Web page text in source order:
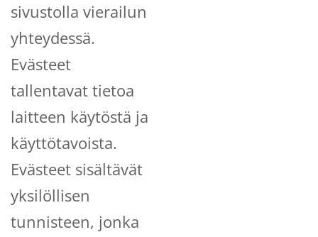
sivustolla vierailun
yhteydessä.
Evästeet
tallentavat tietoa
laitteen käytöstä ja
käyttötavoista.
Evästeet sisältävät
yksilöllisen
tunnisteen, jonka